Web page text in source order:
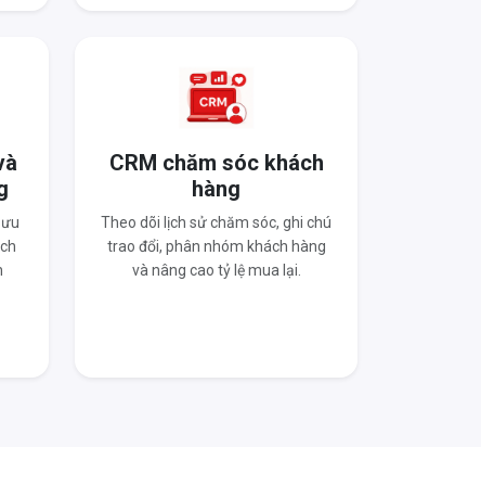
CRM chăm sóc khách
hàng
Theo dõi lịch sử chăm sóc, ghi chú
trao đổi, phân nhóm khách hàng
và nâng cao tỷ lệ mua lại.